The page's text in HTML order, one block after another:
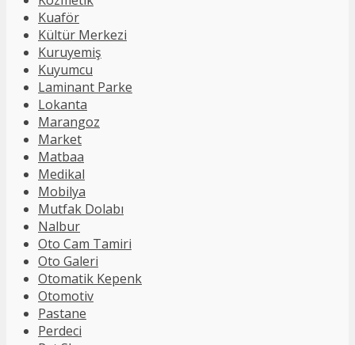
Kuaför
Kültür Merkezi
Kuruyemiş
Kuyumcu
Laminant Parke
Lokanta
Marangoz
Market
Matbaa
Medikal
Mobilya
Mutfak Dolabı
Nalbur
Oto Cam Tamiri
Oto Galeri
Otomatik Kepenk
Otomotiv
Pastane
Perdeci